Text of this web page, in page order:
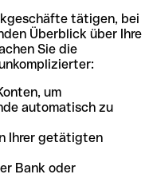
tätigen, bei
Überblick über Ihre
Sie die
um
automatisch zu
Ihrer getätigten
Bank oder